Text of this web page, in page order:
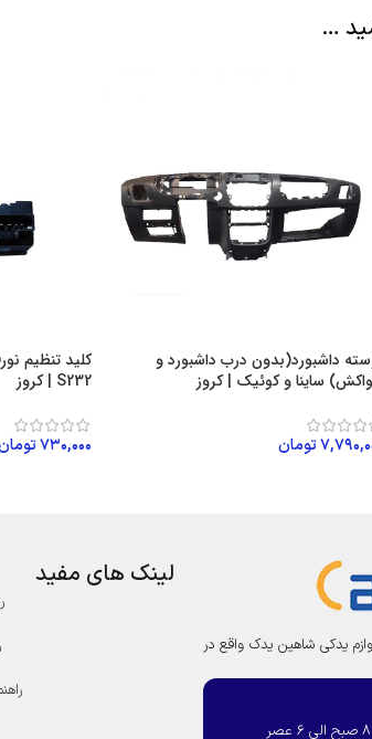
…
داشبورد(بدون درب داشبورد و
ساینا و کوئیک | کروز
تومان
کلید تنظیم
S232 | کروز
۷۳۰,۰۰۰
یدکی شاهین یدک واقع در
لینک های مفید